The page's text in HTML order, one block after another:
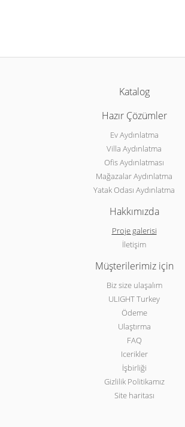
Katalog
Hazır Çözümler
Ev Aydınlatma
Villa Aydınlatma
Ofis Aydınlatması
Mağazalar Aydınlatma
Yatak Odası Aydınlatma
Hakkımızda
Proje galerisi
İletişim
Müşterilerimiz için
Biz size ulaşalım
ULIGHT Turkey
Ödeme
Ulaştırma
FAQ
Icerikler
İşbirliği
Gizlilik Politikamız
Site haritası